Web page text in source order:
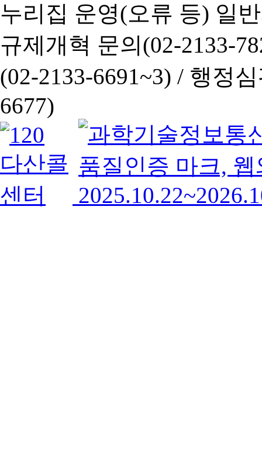
누리집 운영(오류 등) 일
규제개혁 문의(02-2133-
(02-2133-6691~3) / 행정심
6677)